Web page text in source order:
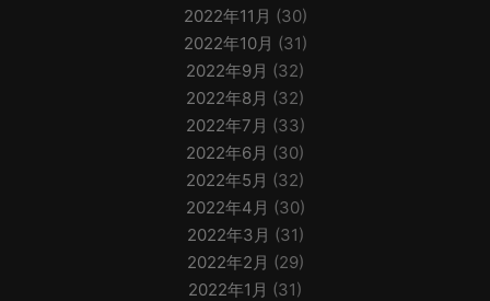
2022年11月 (30)
2022年10月 (31)
2022年9月 (32)
2022年8月 (32)
2022年7月 (33)
2022年6月 (30)
2022年5月 (32)
2022年4月 (30)
2022年3月 (31)
2022年2月 (29)
2022年1月 (31)